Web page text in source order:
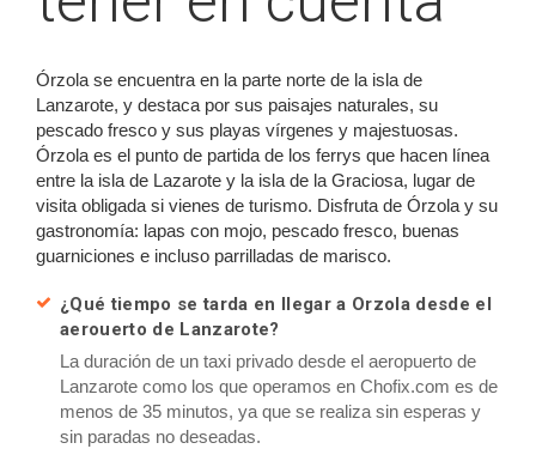
Órzola se encuentra en la parte norte de la isla de
Lanzarote, y destaca por sus paisajes naturales, su
pescado fresco y sus playas vírgenes y majestuosas.
Órzola es el punto de partida de los ferrys que hacen línea
entre la isla de Lazarote y la isla de la Graciosa, lugar de
visita obligada si vienes de turismo. Disfruta de Órzola y su
gastronomía: lapas con mojo, pescado fresco, buenas
guarniciones e incluso parrilladas de marisco.
¿Qué tiempo se tarda en llegar a Orzola desde el
aerouerto de Lanzarote?
La duración de un taxi privado desde el aeropuerto de
Lanzarote como los que operamos en Chofix.com es de
menos de 35 minutos, ya que se realiza sin esperas y
sin paradas no deseadas.